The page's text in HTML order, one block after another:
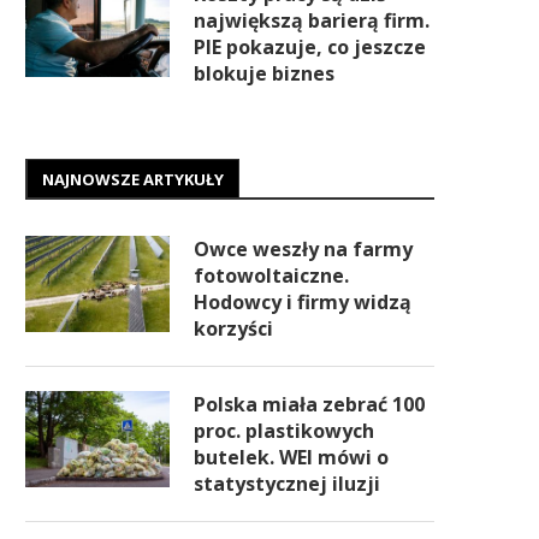
największą barierą firm.
PIE pokazuje, co jeszcze
blokuje biznes
NAJNOWSZE ARTYKUŁY
Owce weszły na farmy
fotowoltaiczne.
Hodowcy i firmy widzą
korzyści
Polska miała zebrać 100
proc. plastikowych
butelek. WEI mówi o
statystycznej iluzji